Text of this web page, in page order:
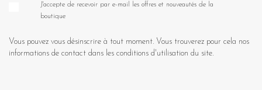
J'accepte de recevoir par e-mail les offres et nouveautés de la
boutique
Vous pouvez vous désinscrire à tout moment. Vous trouverez pour cela nos
informations de contact dans les conditions d'utilisation du site.